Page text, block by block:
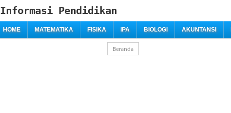
Informasi Pendidikan
HOME MATEMATIKA FISIKA IPA BIOLOGI AKUNTANSI
Beranda